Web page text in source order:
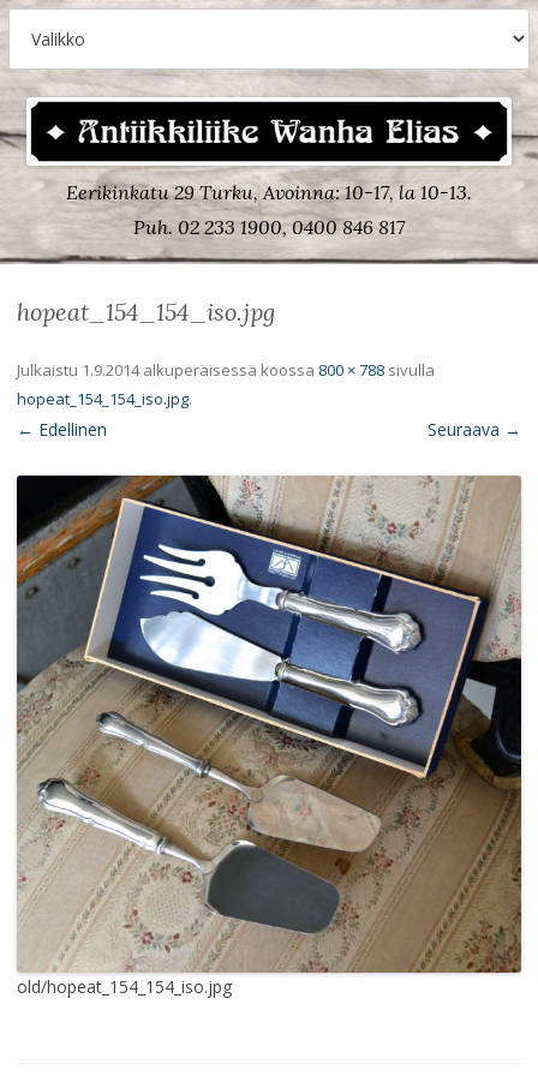
Eerikinkatu 29 Turku, Avoinna: 10-17, la 10-13.
Puh. 02 233 1900, 0400 846 817
hopeat_154_154_iso.jpg
Julkaistu 1.9.2014alkuperäisessä koossa 800 × 788 sivulla
hopeat_154_154_iso.jpg.
← Edellinen Seuraava →
old/hopeat_154_154_iso.jpg